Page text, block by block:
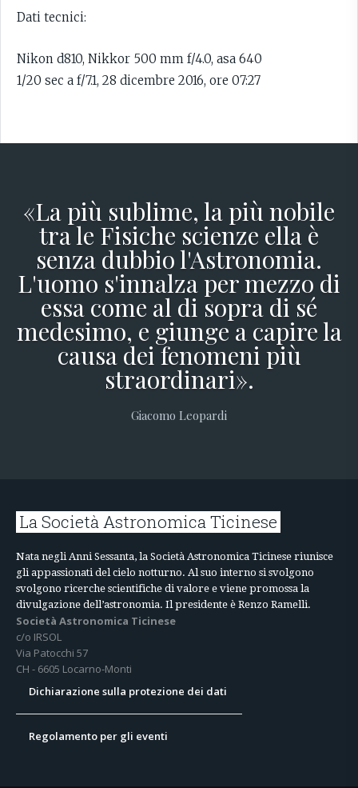
Dati tecnici:
Nikon d810, Nikkor 500 mm f/4.0, asa 640
1/20 sec a f/7.1, 28 dicembre 2016, ore 07:27
«La più sublime, la più nobile
tra le Fisiche scienze ella è
senza dubbio l'Astronomia.
L'uomo s'innalza per mezzo di
essa come al di sopra di sé
medesimo, e giunge a capire la
causa dei fenomeni più
straordinari».
Giacomo Leopardi
La Società Astronomica Ticinese
Nata negli Anni Sessanta, la Società Astronomica Ticinese riunisce
gli appassionati del cielo notturno. Al suo interno si svolgono
svolgono ricerche scientifiche di valore e viene promossa la
divulgazione dell’astronomia. Il presidente è Renzo Ramelli.
Società Astronomica Ticinese
c/o IRSOL
Via Patocchi 57
CH - 6605 Locarno-Monti
Dichiarazione sulla protezione dei dati
Regolamento per gli eventi